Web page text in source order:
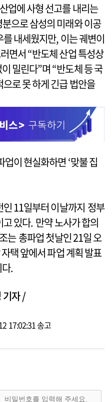
업에 사형 선고를 내리는
으로 삼성의 미래와 이공
내세웠지만, 이는 궤변이
면서 “반도체 산업 특성상
밀린다”며 “반도체 등 국
로 못 하게 긴급 법안을
이 현실화하면 ‘맞불 집
인 11일부터 이날까지 정부
있다. 만약 노사가 합의
는 총파업 첫날인 21일 오
택 앞에서 파업 계획 발표
.
기자 /
17:02:31 송고